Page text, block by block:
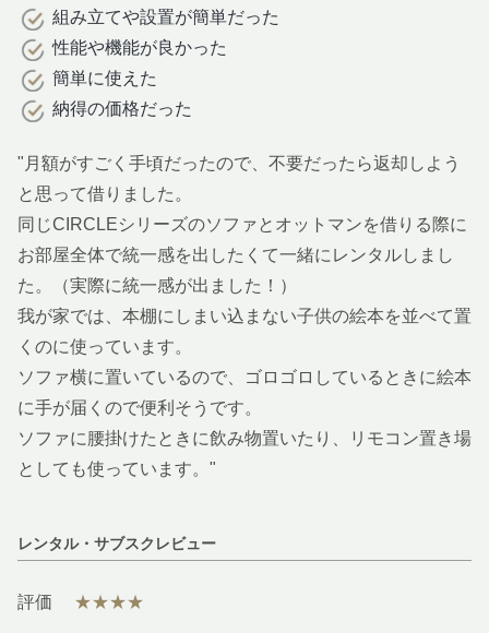
組み立てや設置が簡単だった
性能や機能が良かった
簡単に使えた
納得の価格だった
"月額がすごく手頃だったので、不要だったら返却しよう
と思って借りました。
同じCIRCLEシリーズのソファとオットマンを借りる際に
お部屋全体で統一感を出したくて一緒にレンタルしまし
た。（実際に統一感が出ました！）
我が家では、本棚にしまい込まない子供の絵本を並べて置
くのに使っています。
ソファ横に置いているので、ゴロゴロしているときに絵本
に手が届くので便利そうです。
ソファに腰掛けたときに飲み物置いたり、リモコン置き場
としても使っています。"
レンタル・サブスクレビュー
評価 ★★★★